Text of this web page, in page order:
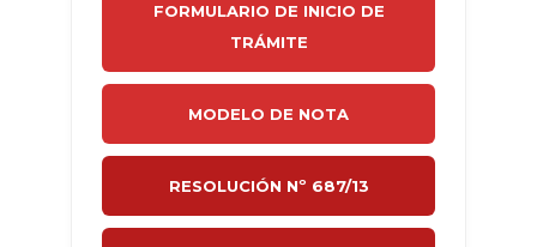
FORMULARIO DE INICIO DE
TRÁMITE
MODELO DE NOTA
RESOLUCIÓN Nº 687/13